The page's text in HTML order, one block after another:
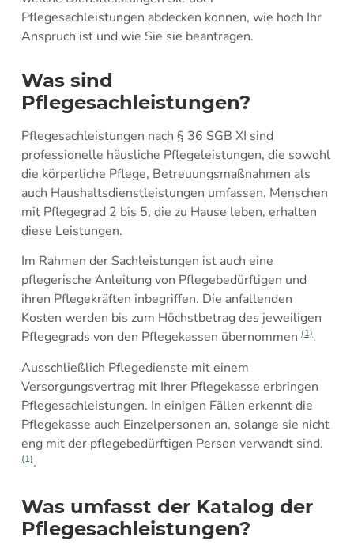
Pflegesachleistungen abdecken können, wie hoch Ihr
Anspruch ist und wie Sie sie beantragen.
Was sind
Pflegesachleistungen?
Pflegesachleistungen nach § 36 SGB XI sind
professionelle häusliche Pflegeleistungen, die sowohl
die körperliche Pflege, Betreuungsmaßnahmen als
auch Haushaltsdienstleistungen umfassen. Menschen
mit Pflegegrad 2 bis 5, die zu Hause leben, erhalten
diese Leistungen.
Im Rahmen der Sachleistungen ist auch eine
pflegerische Anleitung von Pflegebedürftigen und
ihren Pflegekräften inbegriffen. Die anfallenden
Kosten werden bis zum Höchstbetrag des jeweiligen
Pflegegrads von den Pflegekassen übernommen(1).
Ausschließlich Pflegedienste mit einem
Versorgungsvertrag mit Ihrer Pflegekasse erbringen
Pflegesachleistungen. In einigen Fällen erkennt die
Pflegekasse auch Einzelpersonen an, solange sie nicht
eng mit der pflegebedürftigen Person verwandt sind.
(1).
Was umfasst der Katalog der
Pflegesachleistungen?